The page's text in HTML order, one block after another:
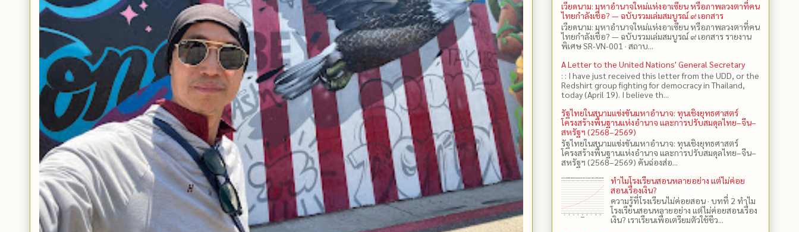
เวียดนาม: มหาอำนาจใหม่แห่งอาเซียน หรือภาพลวงตาที่คน
ไทยกำลังเชื่อ? — ฉบับรวมเล่มสมบูรณ์ ๙ เอกสาร
เวียดนาม: มหาอำนาจใหม่แห่งอาเซียน หรือภาพลวงตาที่คน
ไทยกำลังเชื่อ? — ฉบับรวมเล่มสมบูรณ์ ๙ เอกสาร รายงาน
พิเศษ SR-VN-001 · สถาบ...
A Letter to the United Nations' General Secretary
: : I have just received this letter from the UDD, or the
Redshirt group fighting for democracy in Thailand,
today (April 19). I believe th...
รัฐไทยในสนามแข่งขันมหาอำนาจ: ทุนเชิงยุทธศาสตร์
โครงสร้างพื้นฐานแห่งอำนาจ และการปรับสมดุลไทย–จีน–
สหรัฐฯ (2568–2569)
รัฐไทยในสนามแข่งขันมหาอำนาจ: ทุนเชิงยุทธศาสตร์
โครงสร้างพื้นฐานแห่งอำนาจ และการปรับสมดุลไทย–จีน–
สหรัฐฯ (2568–2569) คันฉ่องส่อ...
ทำไมโรงเรียนสอนหลายอย่าง แต่ไม่ค่อย
สอนเรื่องเงิน?
ความรู้ที่โรงเรียนไม่ค่อยสอน · บทที่ 2 ทำไม
โรงเรียนสอนหลายอย่าง แต่ไม่ค่อยสอนเรื่อง
เงิน? เราเรียนเพื่อเตรียมตัวใช้ชีว...